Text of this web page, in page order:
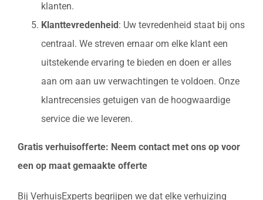
klanten.
Klanttevredenheid : Uw tevredenheid staat bij ons
centraal. We streven ernaar om elke klant een
uitstekende ervaring te bieden en doen er alles
aan om aan uw verwachtingen te voldoen. Onze
klantrecensies getuigen van de hoogwaardige
service die we leveren.
Gratis verhuisofferte: Neem contact met ons op voor
een op maat gemaakte offerte
Bij VerhuisExperts begrijpen we dat elke verhuizing